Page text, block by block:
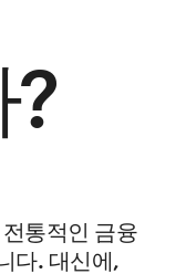
통적인 금융
다. 대신에,